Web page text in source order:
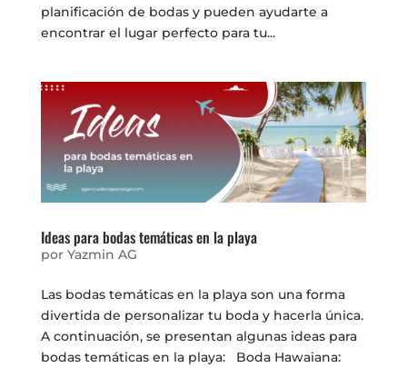
planificación de bodas y pueden ayudarte a
encontrar el lugar perfecto para tu...
Ideas para bodas temáticas en la playa
por Yazmin AG
Las bodas temáticas en la playa son una forma
divertida de personalizar tu boda y hacerla única.
A continuación, se presentan algunas ideas para
bodas temáticas en la playa: Boda Hawaiana: